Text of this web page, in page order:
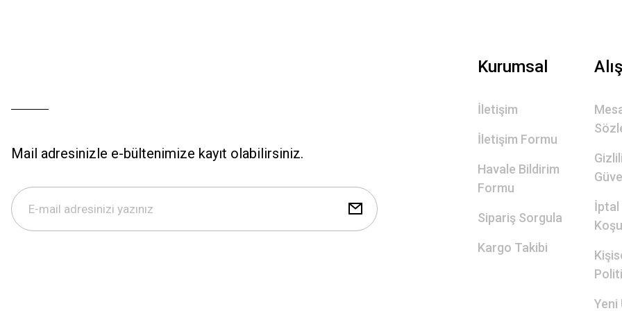
Mail adresinizle e-bültenimize kayıt olabilirsiniz.
Kurumsal
İletişim
İletişim Formu
Havale Bildirim
Formu
Sipariş Sorgula
Kargo Takibi
İptal
Yeni